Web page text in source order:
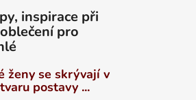
inspirace při
pro
ženy se skrývají v
postavy ...